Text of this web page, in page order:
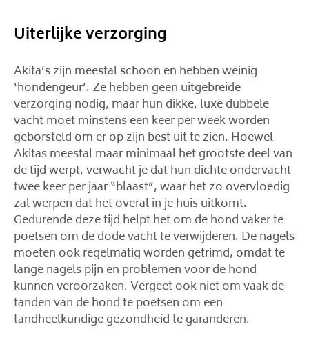
Uiterlijke verzorging
Akita’s zijn meestal schoon en hebben weinig
‘hondengeur’. Ze hebben geen uitgebreide
verzorging nodig, maar hun dikke, luxe dubbele
vacht moet minstens een keer per week worden
geborsteld om er op zijn best uit te zien. Hoewel
Akitas meestal maar minimaal het grootste deel van
de tijd werpt, verwacht je dat hun dichte ondervacht
twee keer per jaar “blaast”, waar het zo overvloedig
zal werpen dat het overal in je huis uitkomt.
Gedurende deze tijd helpt het om de hond vaker te
poetsen om de dode vacht te verwijderen. De nagels
moeten ook regelmatig worden getrimd, omdat te
lange nagels pijn en problemen voor de hond
kunnen veroorzaken. Vergeet ook niet om vaak de
tanden van de hond te poetsen om een ​​
tandheelkundige gezondheid te garanderen.